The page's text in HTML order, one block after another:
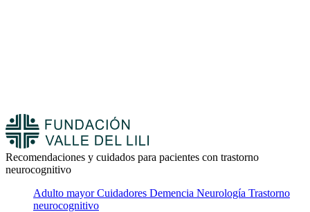
Recomendaciones y cuidados para pacientes con trastorno
neurocognitivo
Adulto mayorCuidadores Demencia Neurología Trastorno
neurocognitivo